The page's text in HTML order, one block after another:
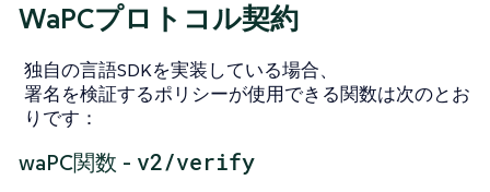
WaPCプロトコル契約
独自の言語SDKを実装している場合、
署名を検証するポリシーが使用できる関数は次のとお
りです：
waPC関数 - v2/verify